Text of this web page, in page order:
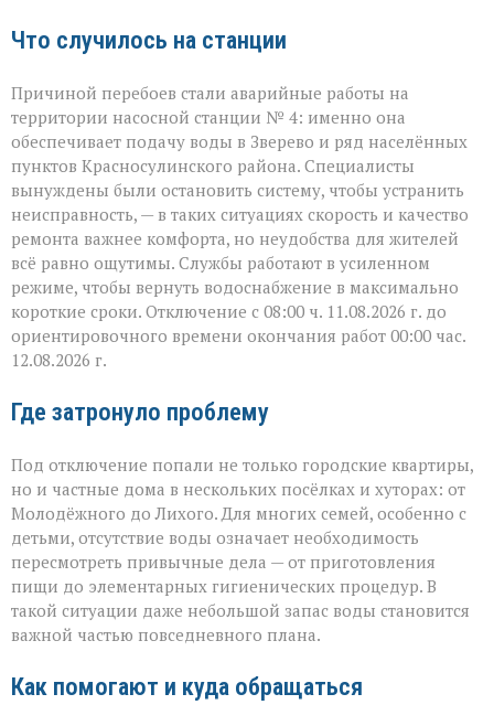
Что случилось на станции
Причиной перебоев стали аварийные работы на
территории насосной станции № 4: именно она
обеспечивает подачу воды в Зверево и ряд населённых
пунктов Красносулинского района. Специалисты
вынуждены были остановить систему, чтобы устранить
неисправность, — в таких ситуациях скорость и качество
ремонта важнее комфорта, но неудобства для жителей
всё равно ощутимы. Службы работают в усиленном
режиме, чтобы вернуть водоснабжение в максимально
короткие сроки. Отключение с 08:00 ч. 11.08.2026 г. до
ориентировочного времени окончания работ 00:00 час.
12.08.2026 г.
Где затронуло проблему
Под отключение попали не только городские квартиры,
но и частные дома в нескольких посёлках и хуторах: от
Молодёжного до Лихого. Для многих семей, особенно с
детьми, отсутствие воды означает необходимость
пересмотреть привычные дела — от приготовления
пищи до элементарных гигиенических процедур. В
такой ситуации даже небольшой запас воды становится
важной частью повседневного плана.
Как помогают и куда обращаться